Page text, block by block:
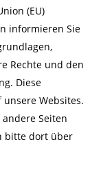
(EU)
informieren Sie
Rechte und den
Diese
Websites.
Seiten
bitte dort über